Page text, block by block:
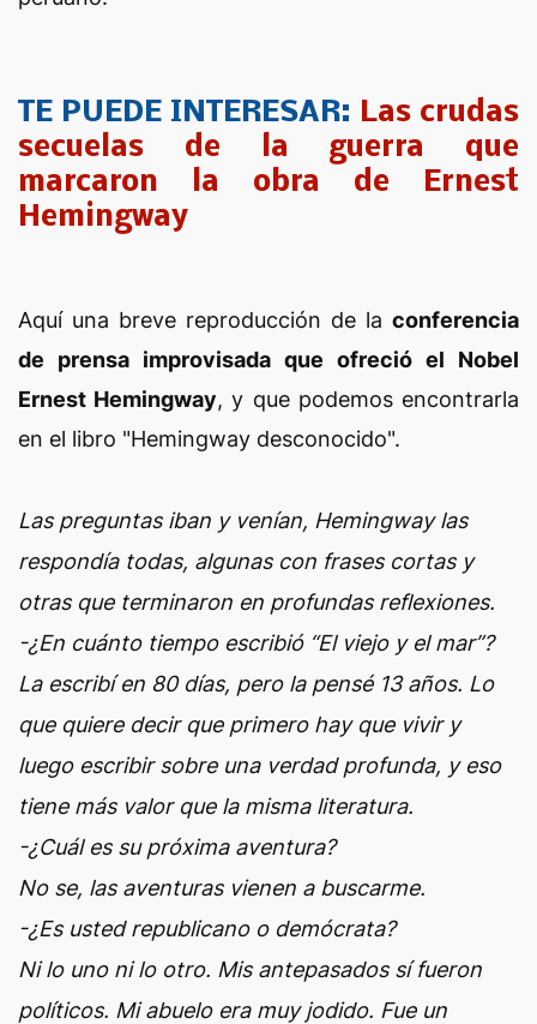
TE PUEDE INTERESAR: Las crudas
secuelas de la guerra que
marcaron la obra de Ernest
Hemingway
Aquí una breve reproducción de la conferencia
de prensa improvisada que ofreció el Nobel
Ernest Hemingway, y que podemos encontrarla
en el libro "Hemingway desconocido".
Las preguntas iban y venían, Hemingway las
respondía todas, algunas con frases cortas y
otras que terminaron en profundas reflexiones.
-¿En cuánto tiempo escribió “El viejo y el mar”?
La escribí en 80 días, pero la pensé 13 años. Lo
que quiere decir que primero hay que vivir y
luego escribir sobre una verdad profunda, y eso
tiene más valor que la misma literatura.
-¿Cuál es su próxima aventura?
No se, las aventuras vienen a buscarme.
-¿Es usted republicano o demócrata?
Ni lo uno ni lo otro. Mis antepasados sí fueron
políticos. Mi abuelo era muy jodido. Fue un